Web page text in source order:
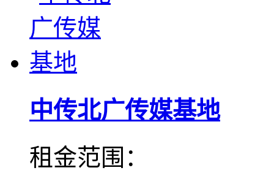
中传北广传媒基地
租金范围：